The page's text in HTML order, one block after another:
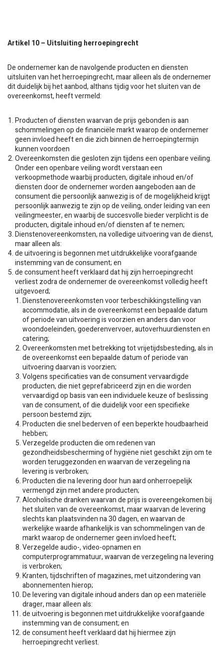
Artikel 10 – Uitsluiting herroepingrecht
De ondernemer kan de navolgende producten en diensten
uitsluiten van het herroepingrecht, maar alleen als de ondernemer
dit duidelijk bij het aanbod, althans tijdig voor het sluiten van de
overeenkomst, heeft vermeld:
Producten of diensten waarvan de prijs gebonden is aan
schommelingen op de financiële markt waarop de ondernemer
geen invloed heeft en die zich binnen de herroepingtermijn
kunnen voordoen
Overeenkomsten die gesloten zijn tijdens een openbare veiling.
Onder een openbare veiling wordt verstaan een
verkoopmethode waarbij producten, digitale inhoud en/of
diensten door de ondernemer worden aangeboden aan de
consument die persoonlijk aanwezig is of de mogelijkheid krijgt
persoonlijk aanwezig te zijn op de veiling, onder leiding van een
veilingmeester, en waarbij de succesvolle bieder verplicht is de
producten, digitale inhoud en/of diensten af te nemen;
Dienstenovereenkomsten, na volledige uitvoering van de dienst,
maar alleen als:
de uitvoering is begonnen met uitdrukkelijke voorafgaande
instemming van de consument; en
de consument heeft verklaard dat hij zijn herroepingrecht
verliest zodra de ondernemer de overeenkomst volledig heeft
uitgevoerd;
Dienstenovereenkomsten voor terbeschikkingstelling van
accommodatie, als in de overeenkomst een bepaalde datum
of periode van uitvoering is voorzien en anders dan voor
woondoeleinden, goederenvervoer, autoverhuurdiensten en
catering;
Overeenkomsten met betrekking tot vrijetijdsbesteding, als in
de overeenkomst een bepaalde datum of periode van
uitvoering daarvan is voorzien;
Volgens specificaties van de consument vervaardigde
producten, die niet geprefabriceerd zijn en die worden
vervaardigd op basis van een individuele keuze of beslissing
van de consument, of die duidelijk voor een specifieke
persoon bestemd zijn;
Producten die snel bederven of een beperkte houdbaarheid
hebben;
Verzegelde producten die om redenen van
gezondheidsbescherming of hygiëne niet geschikt zijn om te
worden teruggezonden en waarvan de verzegeling na
levering is verbroken;
Producten die na levering door hun aard onherroepelijk
vermengd zijn met andere producten;
Alcoholische dranken waarvan de prijs is overeengekomen bij
het sluiten van de overeenkomst, maar waarvan de levering
slechts kan plaatsvinden na 30 dagen, en waarvan de
werkelijke waarde afhankelijk is van schommelingen van de
markt waarop de ondernemer geen invloed heeft;
Verzegelde audio-, video-opnamen en
computerprogrammatuur, waarvan de verzegeling na levering
is verbroken;
Kranten, tijdschriften of magazines, met uitzondering van
abonnementen hierop;
De levering van digitale inhoud anders dan op een materiële
drager, maar alleen als:
de uitvoering is begonnen met uitdrukkelijke voorafgaande
instemming van de consument; en
de consument heeft verklaard dat hij hiermee zijn
herroepingrecht verliest.